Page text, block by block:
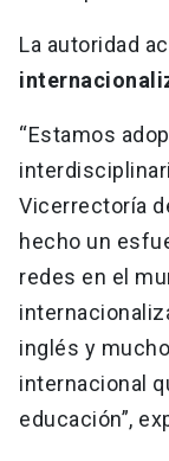
La autoridad
“Estamos
Vicerrectoría
hecho un
redes en el
inglés y
internacional
educación”,